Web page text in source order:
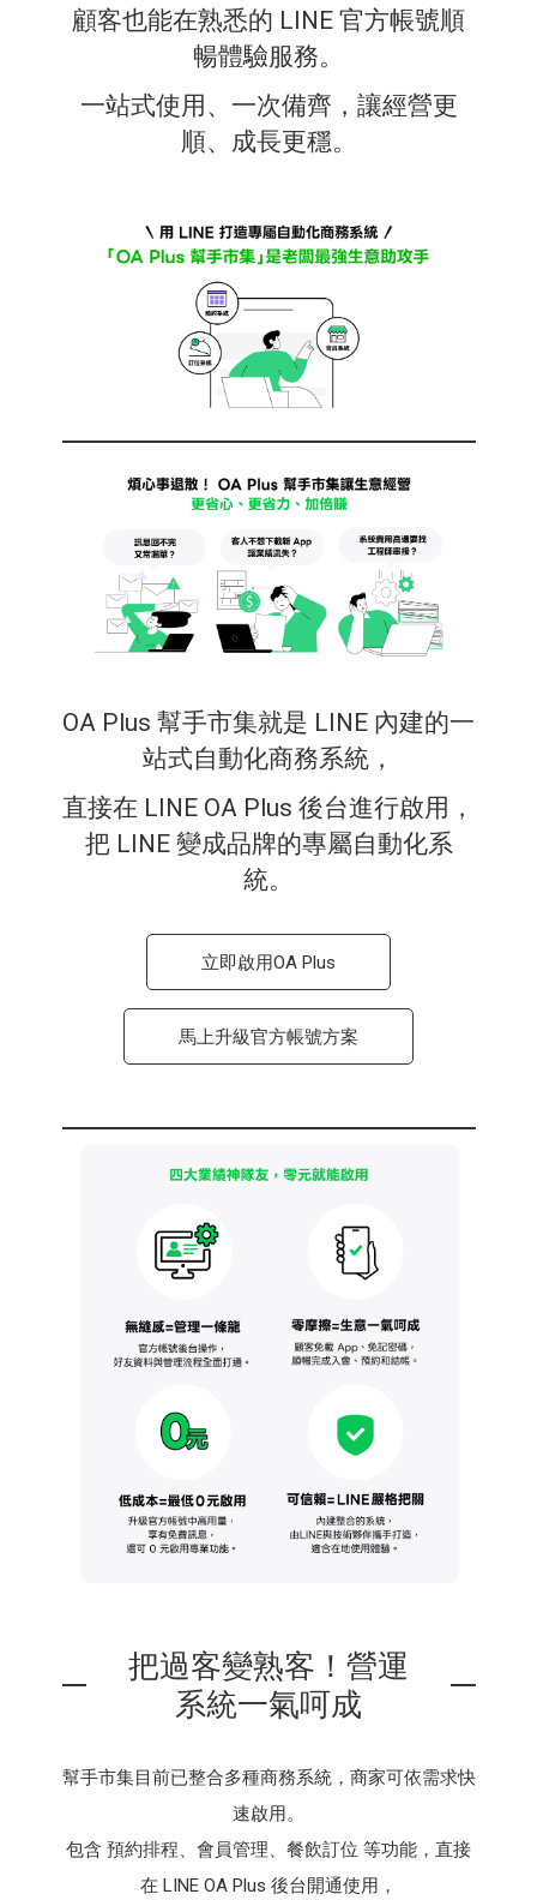
顧客也能在熟悉的 LINE 官方帳號順
暢體驗服務。
一站式使用、一次備齊，讓經營更
順、成長更穩。
OA Plus 幫手市集就是 LINE 內建的一
站式自動化商務系統，
直接在 LINE OA Plus 後台進行啟用，
把 LINE 變成品牌的專屬自動化系
統。​
立即啟用OA Plus
馬上升級官方帳號方案
把過客變熟客！營運
系統一氣呵成​
幫手市集目前已整合多種商務系統，商家可依需求快
速啟用。
包含 預約排程、會員管理、餐飲訂位 等功能，直接
在 LINE OA Plus 後台開通使用，